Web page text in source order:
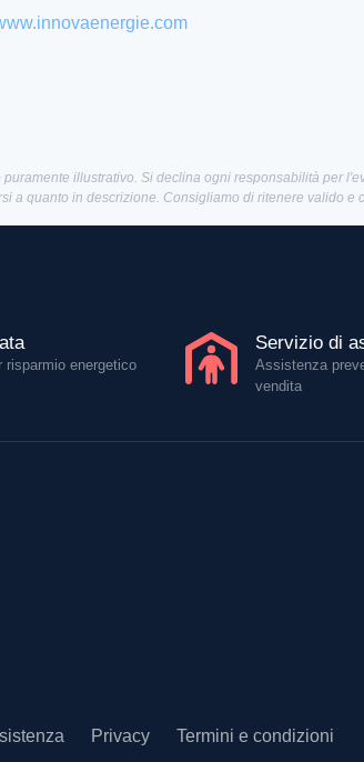
illustrativo. Si declina ogni responsabilità per
a quanto in descrizione. Consigliamo di ritenere valido e
risparmio energetico
Servizio di
Assistenza
vendita
Privacy Termini e condizioni